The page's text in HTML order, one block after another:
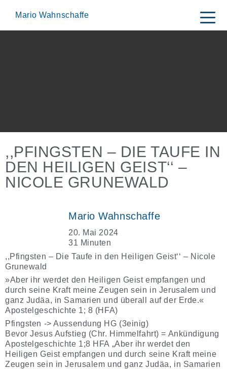
Mario Wahnschaffe
,,PFINGSTEN – DIE TAUFE IN
DEN HEILIGEN GEIST‘‘ –
NICOLE GRUNEWALD
Mario Wahnschaffe
20. Mai 2024
31 Minuten
,,Pfingsten – Die Taufe in den Heiligen Geist‘‘ – Nicole
Grunewald
»Aber ihr werdet den Heiligen Geist empfangen und
durch seine Kraft meine Zeugen sein in Jerusalem und
ganz Judäa, in Samarien und überall auf der Erde.«
Apostelgeschichte 1; 8 (HFA)
Pfingsten -> Aussendung HG (3einig)
Bevor Jesus Aufstieg (Chr. Himmelfahrt) = Ankündigung
Apostelgeschichte 1;8 HFA „Aber ihr werdet den
Heiligen Geist empfangen und durch seine Kraft meine
Zeugen sein in Jerusalem und ganz Judäa, in Samarien